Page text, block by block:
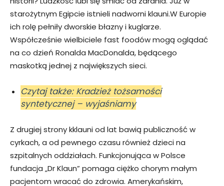
starożytnym Egipcie istnieli nadworni klauni.W Europie
ich rolę pełniły dworskie błazny i kuglarze.
Współcześnie wielbiciele fast foodów mogą oglądać
na co dzień Ronalda MacDonalda, będącego
maskotką jednej z największych sieci.
Czytaj także: Kradzież tożsamości
syntetycznej – wyjaśniamy
Z drugiej strony kklauni od lat bawią publiczność w
cyrkach, a od pewnego czasu również dzieci na
szpitalnych oddziałach. Funkcjonująca w Polsce
fundacja „Dr Klaun” pomaga ciężko chorym małym
pacjentom wracać do zdrowia. Amerykańskim,